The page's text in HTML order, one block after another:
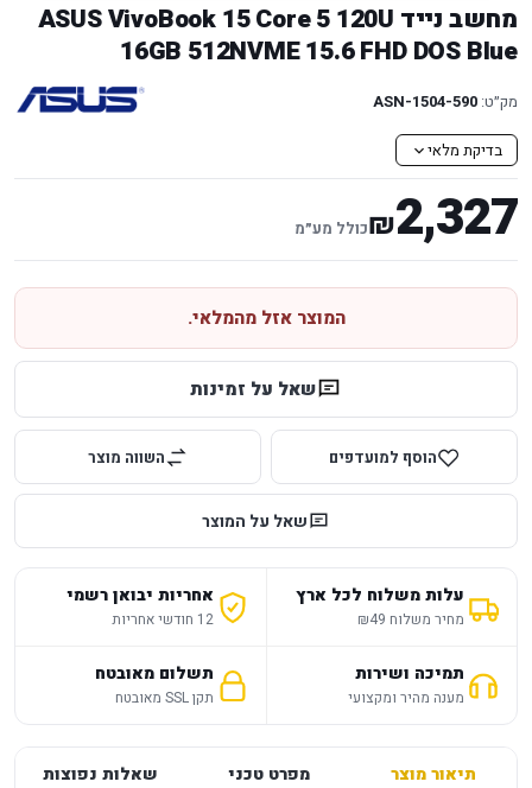
מחשב נייד ASUS VivoBook 15 Core 5 120U
16GB 512NVME 15.6 FHD DOS Blue
מק״ט: ASN-1504-590
בדיקת מלאי
2,327
₪כולל מע״מ
המוצר אזל מהמלאי.
שאל על זמינות
הוסף למועדפים השווה מוצר
שאל על המוצר
עלות משלוח לכל ארץ
מחיר משלוח ₪49
אחריות יבואן רשמי
12 חודשי אחריות
תמיכה ושירות
מענה מהיר ומקצועי
תשלום מאובטח
תקן SSL מאובטח
תיאור מוצר מפרט טכני שאלות נפוצות